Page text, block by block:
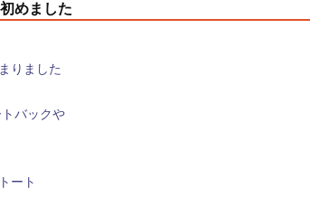
めました
りました
バックや
ート